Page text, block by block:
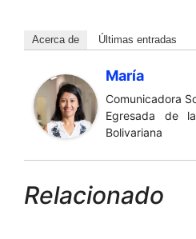
Acerca de Últimas entradas
María
Comunicadora
Egresada de
Bolivariana
Relacionado